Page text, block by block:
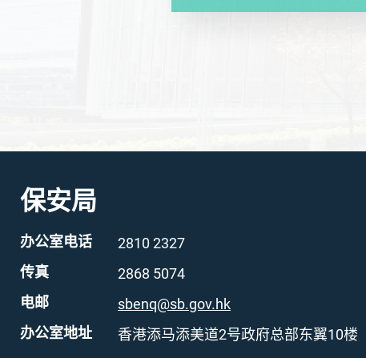
保安局
办公室电话 2810 2327
传真 2868 5074
电邮 sbenq@sb.gov.hk
办公室地址 香港添马添美道2号政府总部东翼10楼